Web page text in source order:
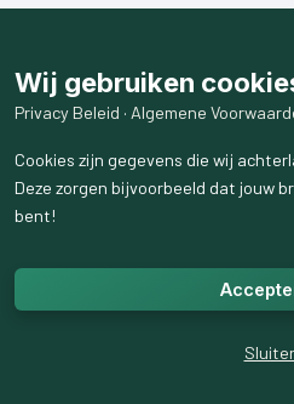
Wij gebruiken
Privacy Beleid · Algemene
Cookies zijn gegevens die wij
Deze zorgen bijvoorbeeld dat jouw
bent!